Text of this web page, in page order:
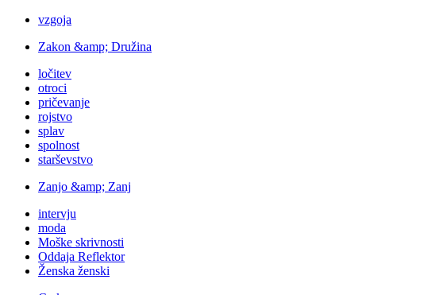
vzgoja
Zakon &amp; Družina
ločitev
otroci
pričevanje
rojstvo
splav
spolnost
starševstvo
Zanjo &amp; Zanj
intervju
moda
Moške skrivnosti
Oddaja Reflektor
Ženska ženski